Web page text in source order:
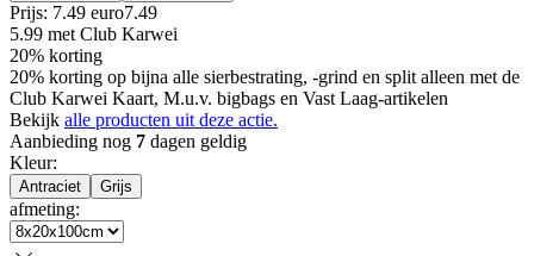
Prijs: 7.49 euro7.49
5.99 met Club Karwei
20% korting
20% korting op bijna alle sierbestrating, -grind en split alleen met de
Club Karwei Kaart, M.u.v. bigbags en Vast Laag-artikelen
Bekijk alle producten uit deze actie.
Aanbieding nog 7 dagen geldig
Kleur:
Antraciet Grijs
afmeting: